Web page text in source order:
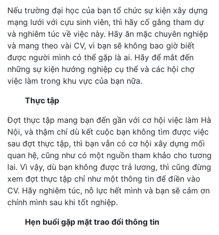
Nếu trường đại học của bạn tổ chức sự kiện xây dựng
mạng lưới với cựu sinh viên, thì hãy cố gắng tham dự
và nghiêm túc về việc này. Hãy ăn mặc chuyên nghiệp
và mang theo vài CV, vì bạn sẽ không bao giờ biết
được người mình có thể gặp là ai. Hãy để mắt đến
những sự kiện hướng nghiệp cụ thể và các hội chợ
việc làm trong khu vực của bạn nữa.
Thực tập
Đợt thực tập mang bạn đến gần với cơ hội việc làm Hà
Nội, và thậm chí dù kết cuộc bạn không tìm được việc
sau đợt thực tập, thì bạn vẫn có cơ hội xây dựng mối
quan hệ, cũng như có một nguồn tham khảo cho tương
lai. Vì vậy, dù bạn không được trả lương, thì cũng đừng
xem đợt thực tập chỉ như một thông tin để điền vào
CV. Hãy nghiêm túc, nỗ lực hết mình và bạn sẽ cảm ơn
chính mình sau khi tốt nghiệp.
Hẹn buổi gặp mặt trao đổi thông tin